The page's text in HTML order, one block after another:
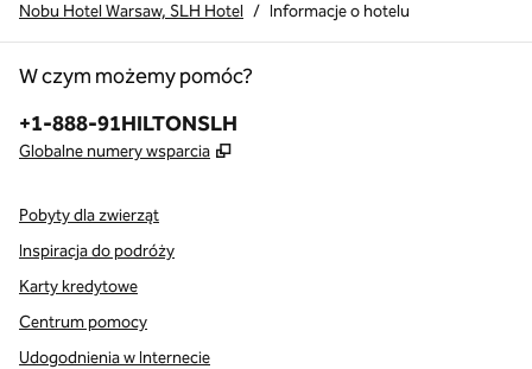
Nobu Hotel Warsaw, SLH Hotel / Informacje o hotelu
W czym możemy pomóc?
Telefon:
+1-888-91HILTONSLH
Globalne numery wsparcia ,
Pobyty dla zwierząt
Inspiracja do podróży
Karty kredytowe
Centrum pomocy
Udogodnienia w Internecie